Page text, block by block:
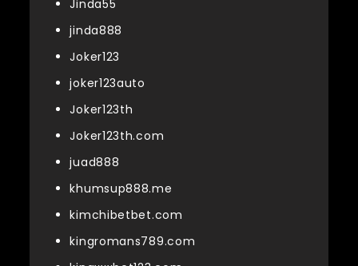
Jinda55
jinda888
Joker123
joker123auto
Joker123th
Joker123th.com
juad888
khumsup888.me
kimchibetbet.com
kingromans789.com